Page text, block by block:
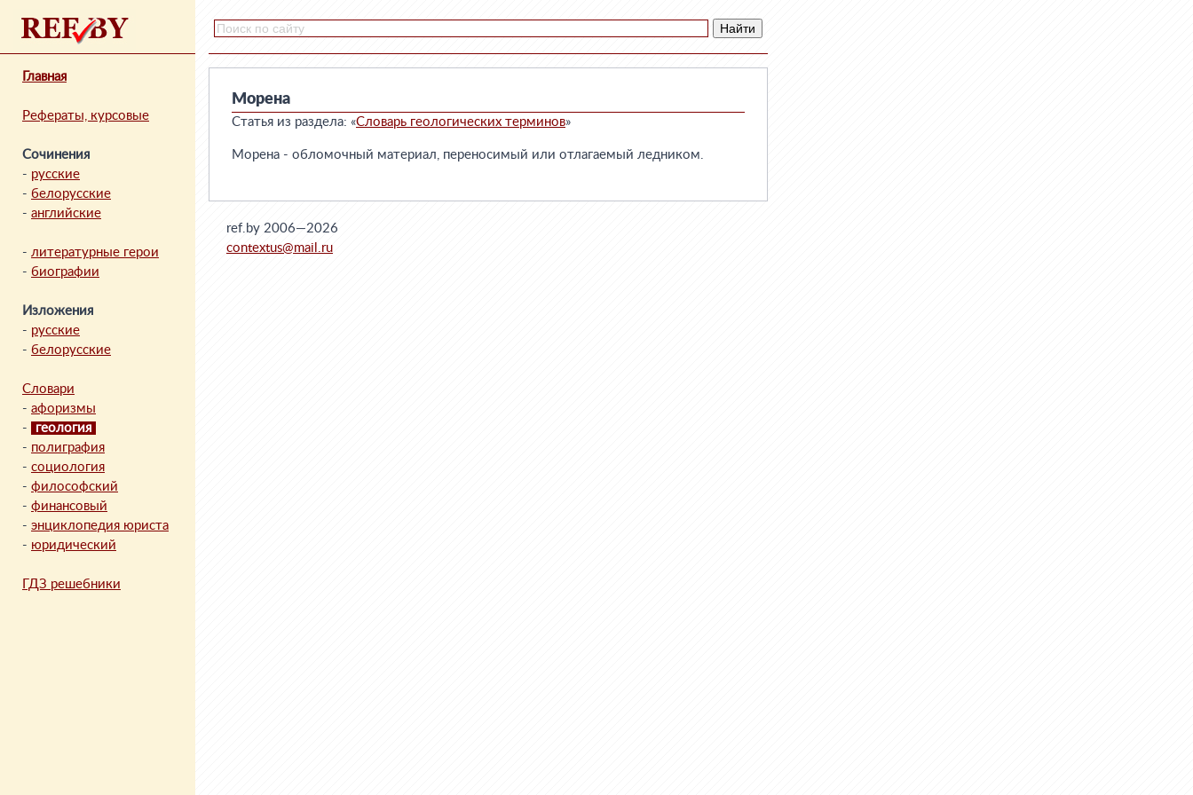
Главная
Рефераты, курсовые
Сочинения
- русские
- белорусские
- английские
- литературные герои
- биографии
Изложения
- русские
- белорусские
Словари
- афоризмы
-
геология
- полиграфия
- социология
- философский
- финансовый
- энциклопедия юриста
- юридический
ГДЗ решебники
Морена
Статья из раздела: «Словарь геологических терминов»
Морена - обломочный материал, переносимый или отлагаемый ледником.
ref.by 2006—2026
contextus@mail.ru